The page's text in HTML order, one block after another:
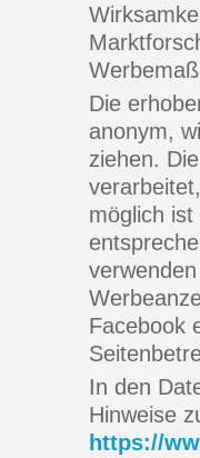
Die
anonym,
ziehen.
möglich
Facebook
In den
Hinweise
https://